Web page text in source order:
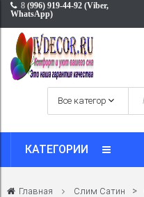
8 (996) 919-44-92 (Viber,
WhatsApp)
КАТЕГОРИИ
Главная Слим Сатин >